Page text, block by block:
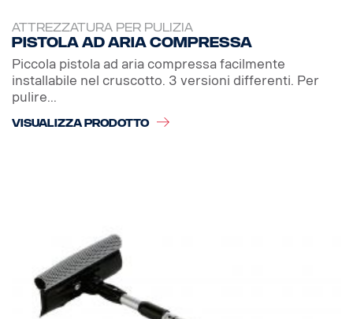
ATTREZZATURA PER PULIZIA
Pistola ad aria compressa
Piccola pistola ad aria compressa facilmente
installabile nel cruscotto. 3 versioni differenti. Per
pulire...
VISUALIZZA PRODOTTO